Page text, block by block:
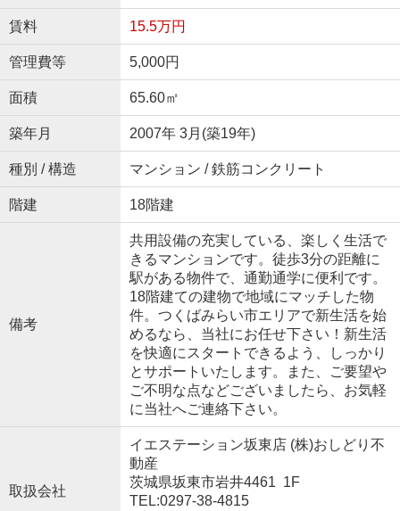
賃料 15.5万円
管理費等 5,000円
面積 65.60㎡
築年月 2007年 3月(築19年)
種別 / 構造 マンション / 鉄筋コンクリート
階建 18階建
備考
共用設備の充実している、楽しく生活で
きるマンションです。徒歩3分の距離に
駅がある物件で、通勤通学に便利です。
18階建ての建物で地域にマッチした物
件。つくばみらい市エリアで新生活を始
めるなら、当社にお任せ下さい！新生活
を快適にスタートできるよう、しっかり
とサポートいたします。また、ご要望や
ご不明な点などございましたら、お気軽
に当社へご連絡下さい。
取扱会社
イエステーション坂東店 (株)おしどり不
動産
茨城県坂東市岩井4461 1F
TEL:0297-38-4815